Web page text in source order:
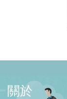
關於